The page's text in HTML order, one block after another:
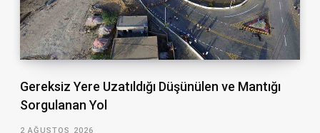
Gereksiz Yere Uzatıldığı Düşünülen ve Mantığı
Sorgulanan Yol
2 AĞUSTOS 2026